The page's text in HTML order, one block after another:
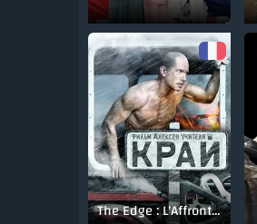
The Edge : L'Affrontement